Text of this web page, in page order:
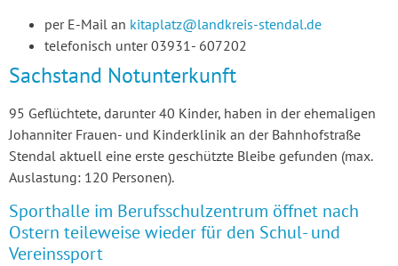
per E-Mail an kitaplatz@landkreis-stendal.de
telefonisch unter 03931- 607202
Sachstand Notunterkunft
95 Geflüchtete, darunter 40 Kinder, haben in der ehemaligen
Johanniter Frauen- und Kinderklinik an der Bahnhofstraße
Stendal aktuell eine erste geschützte Bleibe gefunden (max.
Auslastung: 120 Personen).
Sporthalle im Berufsschulzentrum öffnet nach
Ostern teileweise wieder für den Schul- und
Vereinssport